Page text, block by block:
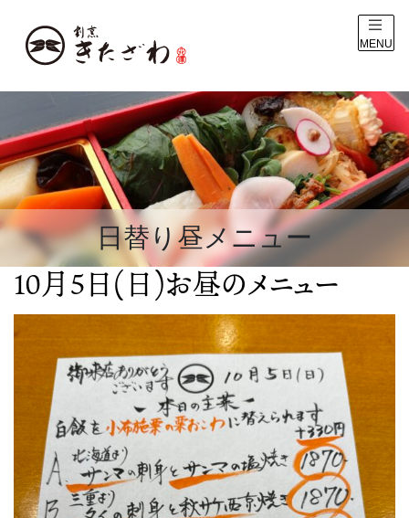
MENU
日替り昼メニュー
10月5日(日)お昼のメニュー